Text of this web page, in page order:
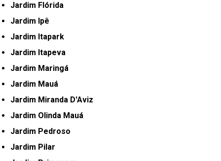
Jardim Flórida
Jardim Ipê
Jardim Itapark
Jardim Itapeva
Jardim Maringá
Jardim Mauá
Jardim Miranda D'Aviz
Jardim Olinda Mauá
Jardim Pedroso
Jardim Pilar